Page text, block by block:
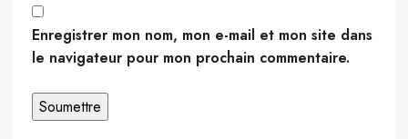
Enregistrer mon nom, mon e-mail et mon site dans
le navigateur pour mon prochain commentaire.